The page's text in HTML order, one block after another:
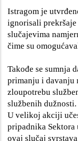
Istragom je
ignorisali
slučajevima
čime su
Takođe se sumnja
primanju i davanju
zloupotrebu
službenih dužnosti.
U velikoj akciji
pripadnika Sektora
ovaj slučaj